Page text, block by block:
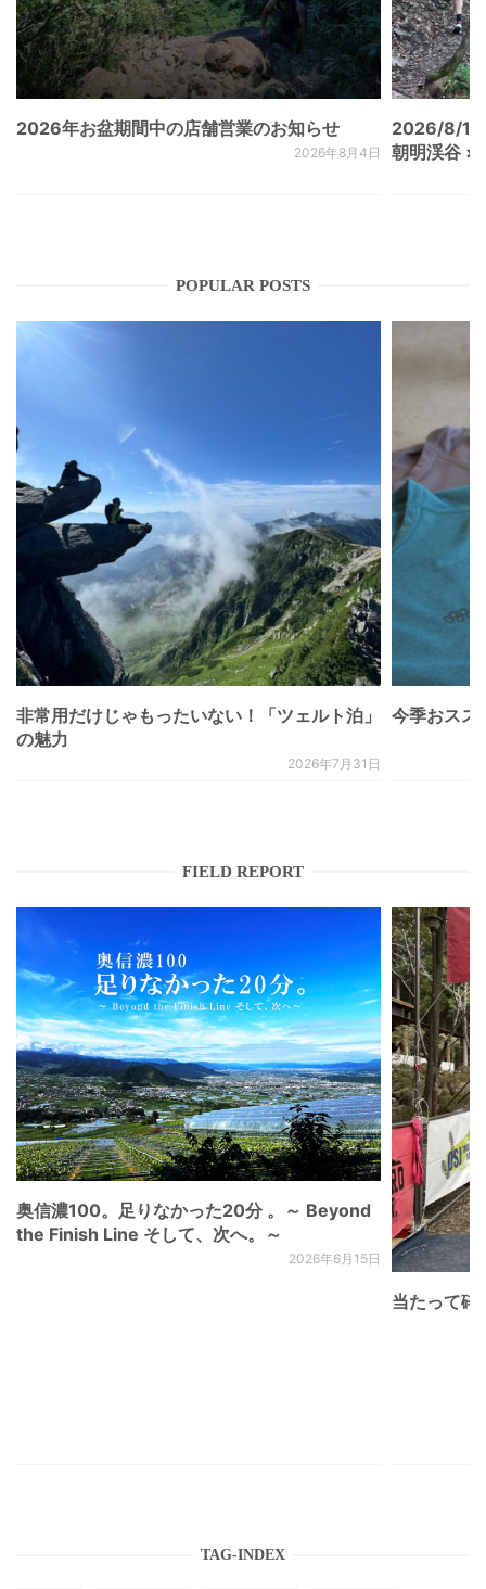
2026年お盆期間中の店舗営業のお知らせ
2026年8月4日
2026/8/
朝明渓谷 ×
POPULAR POSTS
非常用だけじゃもったいない！「ツェルト泊」
の魅力
2026年7月31日
今季おスス
FIELD REPORT
奥信濃100。足りなかった20分 。～ Beyond
the Finish Line そして、次へ。～
2026年6月15日
当たって砕
TAG-INDEX